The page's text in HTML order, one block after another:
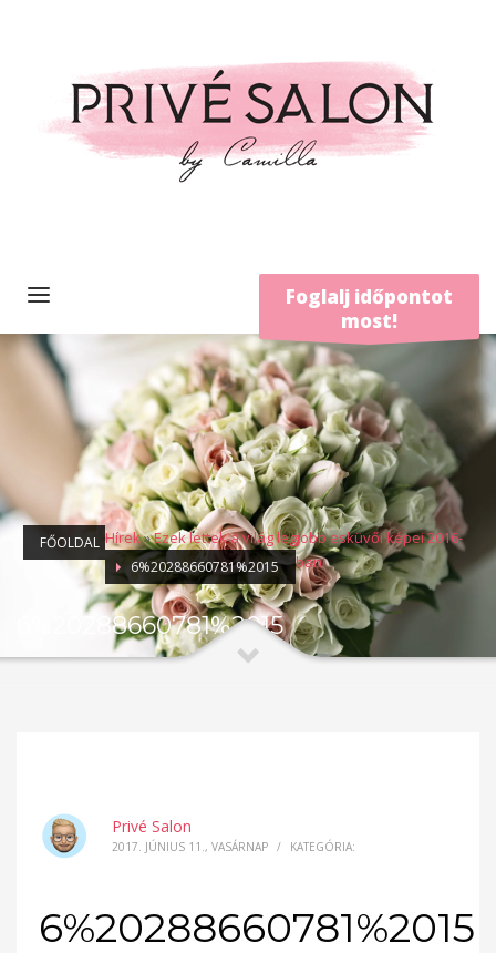
Foglalj időpontot
most!
FŐOLDAL Hírek»Ezek lettek a világ legjobb esküvői képei 2016-
ban!
6%20288660781%2015
6%20288660781%2015
Privé Salon
2017. JÚNIUS 11., VASÁRNAP / KATEGÓRIA:
6%20288660781%2015